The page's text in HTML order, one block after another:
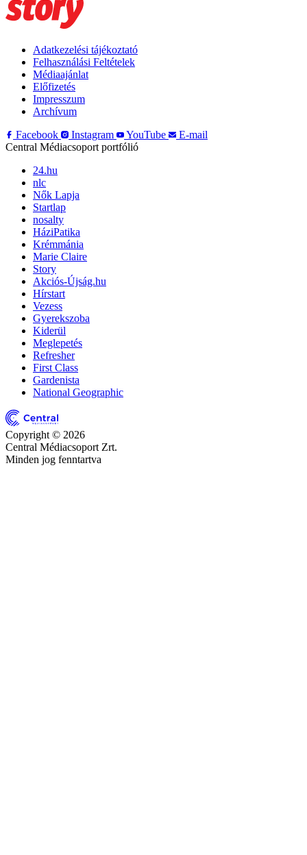
Adatkezelési tájékoztató
Felhasználási Feltételek
Médiaajánlat
Előfizetés
Impresszum
Archívum
Facebook
Instagram YouTube
E-mail
Central Médiacsoport portfólió
24.hu
nlc
Nők Lapja
Startlap
nosalty
HáziPatika
Krémmánia
Marie Claire
Story
Akciós-Újság.hu
Hírstart
Vezess
Gyerekszoba
Kiderül
Meglepetés
Refresher
First Class
Gardenista
National Geographic
Copyright © 2026
Central Médiacsoport Zrt.
Minden jog fenntartva